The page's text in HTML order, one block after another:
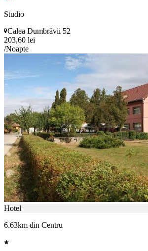
Studio
Calea Dumbrăvii 52
203,60 lei
/Noapte
Hotel
6.63km din Centru